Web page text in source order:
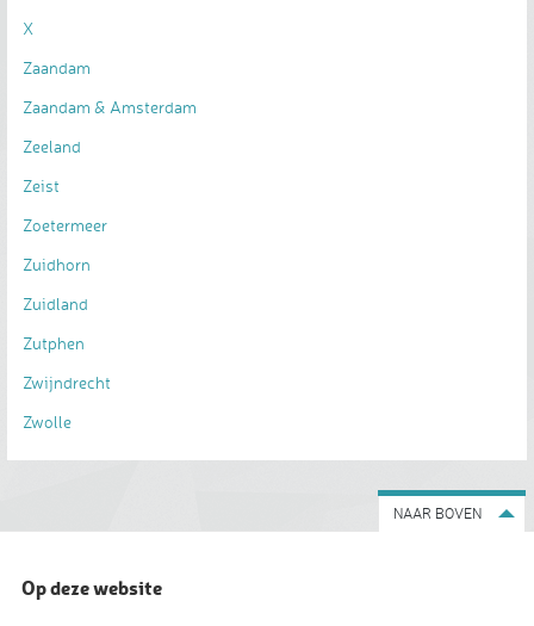
X
Zaandam
Zaandam & Amsterdam
Zeeland
Zeist
Zoetermeer
Zuidhorn
Zuidland
Zutphen
Zwijndrecht
Zwolle
NAAR BOVEN
Op deze website